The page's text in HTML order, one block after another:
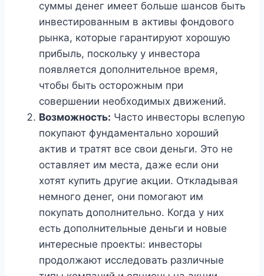
суммы денег имеет больше шансов быть
инвестированным в активы фондового
рынка, которые гарантируют хорошую
прибыль, поскольку у инвестора
появляется дополнительное время,
чтобы быть осторожным при
совершении необходимых движений.
Возможность: Часто инвесторы вслепую
покупают фундаментально хороший
актив и тратят все свои деньги. Это не
оставляет им места, даже если они
хотят купить другие акции. Откладывая
немного денег, они помогают им
покупать дополнительно. Когда у них
есть дополнительные деньги и новые
интересные проекты: инвесторы
продолжают исследовать различные